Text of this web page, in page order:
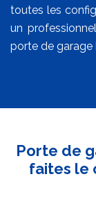
toutes les
un
porte de garage
Porte de
faites le